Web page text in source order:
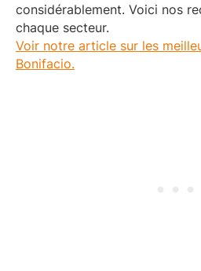
considérablement. Voici nos
chaque secteur.
Voir notre article sur les
Bonifacio.